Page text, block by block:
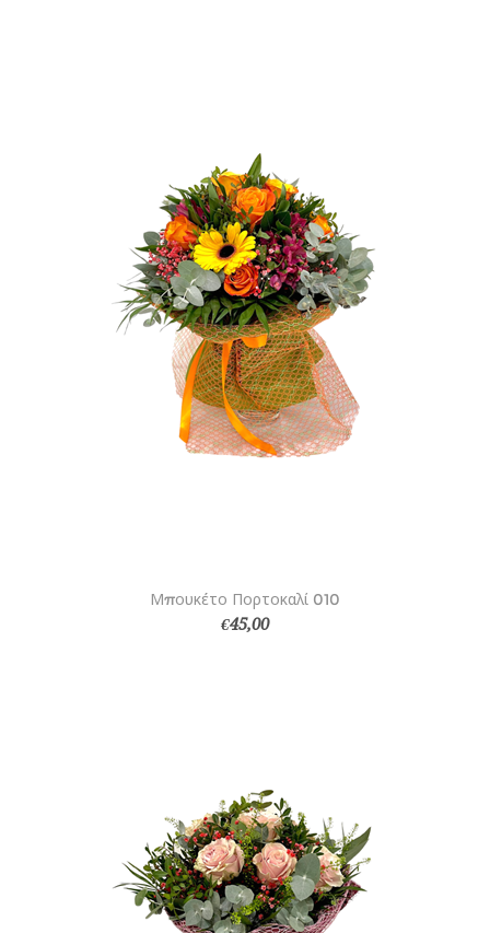
Μπουκέτο Πορτοκαλί 010
€45,00